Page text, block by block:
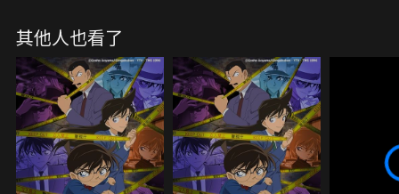
其他人也看了